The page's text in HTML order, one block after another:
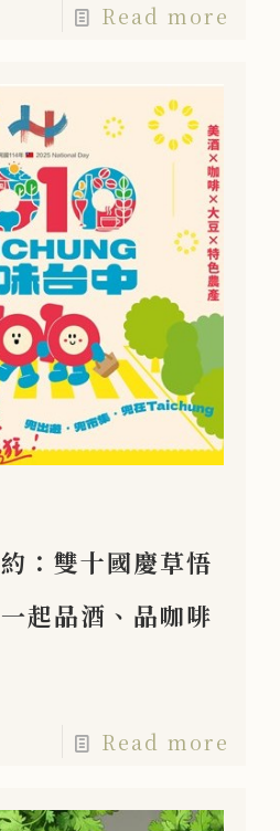
Read more
：雙十國慶草悟
起品酒、品咖啡
Read more